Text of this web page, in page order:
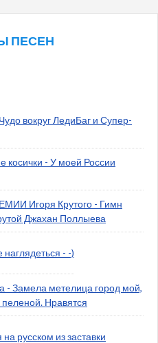
ПЕСЕН
вокруг ЛедиБаг и Супер-
косички - У моей России
Игоря Крутого - Гимн
Джахан Поллыева
- -)
- Замела метелица город мой,
Нравятся
русском из заставки